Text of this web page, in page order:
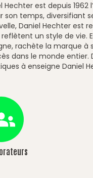
est depuis
son temps,
Daniel Hechter est
un style de vie.
rachète la marque
dans le monde
à enseigne Daniel